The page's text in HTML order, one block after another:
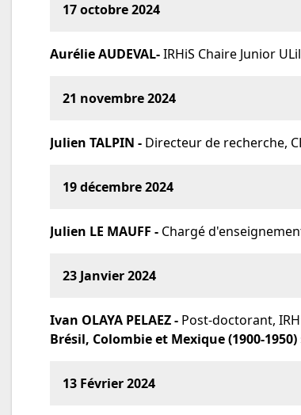
17 octobre 2024
Aurélie AUDEVAL-IRHiS Chaire Junior
21 novembre 2024
Julien TALPIN - Directeur de recherche,
19 décembre 2024
Julien LE MAUFF - Chargé
23 Janvier 2024
Ivan OLAYA PELAEZ - Post-doctorant,
Brésil, Colombie et Mexique (1900-1950)
13 Février 2024